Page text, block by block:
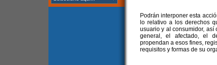
Podrán interponer esta
lo relativo a los derechos
usuario y al consumidor,
general, el afectado, el
propendan a esos fines,
requisitos y formas de su